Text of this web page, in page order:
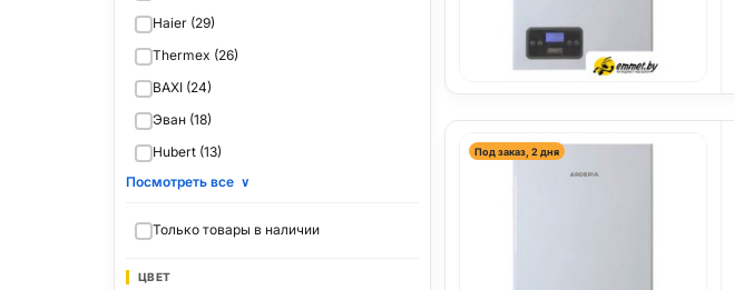
Haier (29)
Thermex (26)
BAXI (24)
Эван (18)
Hubert (13)
Посмотреть все ∨
Только товары в наличии
ЦВЕТ
Под заказ, 2 дня